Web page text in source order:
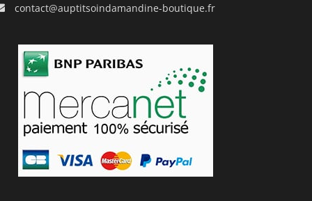
contact@auptitsoindamandine-boutique.fr